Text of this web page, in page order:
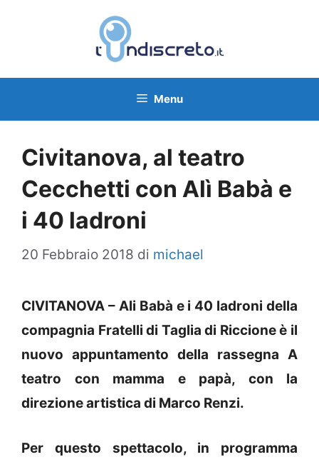
Menu
Civitanova, al teatro
Cecchetti con Alì Babà e
i 40 ladroni
20 Febbraio 2018 di michael
CIVITANOVA – Ali Babà e i 40 ladroni della
compagnia Fratelli di Taglia di Riccione è il
nuovo appuntamento della rassegna A
teatro con mamma e papà, con la
direzione artistica di Marco Renzi.
Per questo spettacolo, in programma